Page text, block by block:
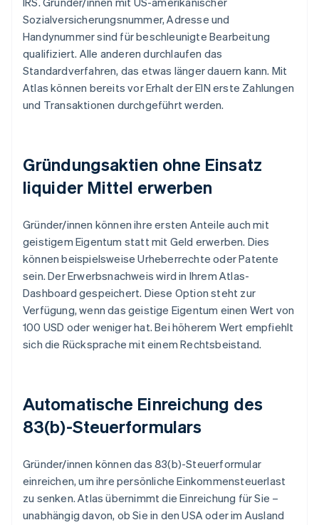
Sozialversicherungsnummer, Adresse und
Handynummer sind für beschleunigte Bearbeitung
qualifiziert. Alle anderen durchlaufen das
Standardverfahren, das etwas länger dauern kann. Mit
Atlas können bereits vor Erhalt der EIN erste Zahlungen
und Transaktionen durchgeführt werden.
Gründungsaktien ohne Einsatz
liquider Mittel erwerben
Gründer/innen können ihre ersten Anteile auch mit
geistigem Eigentum statt mit Geld erwerben. Dies
können beispielsweise Urheberrechte oder Patente
sein. Der Erwerbsnachweis wird in Ihrem Atlas-
Dashboard gespeichert. Diese Option steht zur
Verfügung, wenn das geistige Eigentum einen Wert von
100 USD oder weniger hat. Bei höherem Wert empfiehlt
sich die Rücksprache mit einem Rechtsbeistand.
Automatische Einreichung des
83(b)-Steuerformulars
Gründer/innen können das 83(b)-Steuerformular
einreichen, um ihre persönliche Einkommensteuerlast
zu senken. Atlas übernimmt die Einreichung für Sie –
unabhängig davon, ob Sie in den USA oder im Ausland